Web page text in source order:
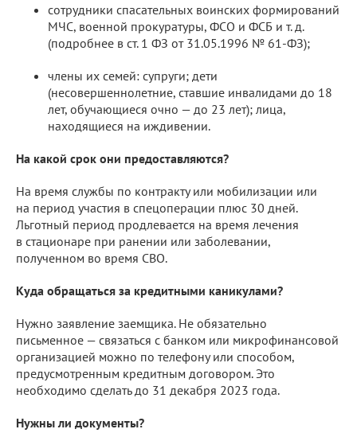
сотрудники спасательных воинских формирований
МЧС, военной прокуратуры, ФСО и ФСБ и т. д.
(подробнее в ст. 1 ФЗ от 31.05.1996 № 61-ФЗ);
члены их семей: супруги; дети
(несовершеннолетние, ставшие инвалидами до 18
лет, обучающиеся очно — до 23 лет); лица,
находящиеся на иждивении.
На какой срок они предоставляются?
На время службы по контракту или мобилизации или
на период участия в спецоперации плюс 30 дней.
Льготный период продлевается на время лечения
в стационаре при ранении или заболевании,
полученном во время СВО.
Куда обращаться за кредитными каникулами?
Нужно заявление заемщика. Не обязательно
письменное — связаться с банком или микрофинансовой
организацией можно по телефону или способом,
предусмотренным кредитным договором. Это
необходимо сделать до 31 декабря 2023 года.
Нужны ли документы?